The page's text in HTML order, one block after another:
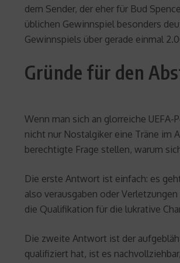
dem Sender, der eher für Bud
üblichen Gewinnspiel besonders
Gewinnspiels über gerade einmal
Gründe für den
Wenn man sich an glorreiche
nicht nur Nostalgiker eine Träne im
berechtigte Frage stellen, warum
Die erste Antwort ist einfach: es
also verausgaben oder
die Qualifikation für die lukrative
Die zweite Antwort ist der
qualifiziert hat, ist es